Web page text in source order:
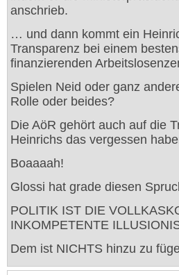
anschrieb.
… und dann kommt ein
Transparenz bei einem
finanzierenden
Spielen Neid oder ganz
Rolle oder beides?
Die AöR gehört auch auf die
Heinrichs das vergessen
Boaaaah!
Glossi hat grade diesen
POLITIK IST DIE
INKOMPETENTE
Dem ist NICHTS hinzu zu